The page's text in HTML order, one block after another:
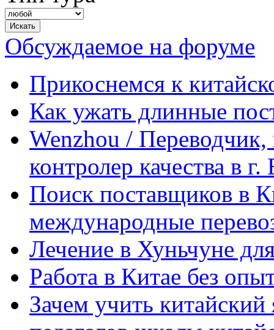
Обсуждаемое на форуме
Прикоснемся к
Как ужать длинные
Wenzhou / Переводчик,
контролер качества в
Поиск поставщиков в
международные
Лечение в Хуньчуне
Работа в Китае без
Зачем учить